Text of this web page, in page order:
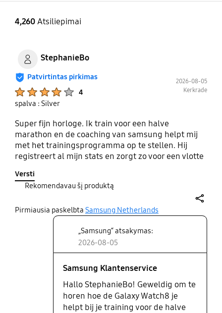
4,260Atsiliepimai
StephanieBo
Patvirtintas pirkimas
4
2026-08-05
Kerkrade
spalva : Silver
Super fijn horloge. Ik train voor een halve
marathon en de coaching van samsung helpt mij
met het trainingsprogramma op te stellen. Hij
registreert al mijn stats en zorgt zo voor een vlotte
training alles wordt duidelijk weergegeven en is
makkelijk op te zoeken en bij te houden. Precies de
Versti
Rekomendavau šį produktą
Pirmiausia paskelbta Samsung Netherlands
„Samsung“ atsakymas:
2026-08-05
Samsung Klantenservice
Hallo StephanieBo! Geweldig om te
horen hoe de Galaxy Watch8 je
helpt bij je training voor de halve